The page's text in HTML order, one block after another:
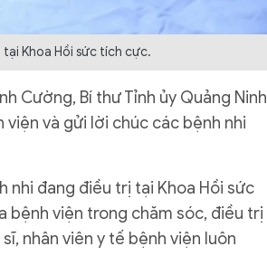
Khoa Hồi sức tích cực.
Cường, Bí thư Tỉnh ủy Quảng Ninh
và gửi lời chúc các bệnh nhi
đang điều trị tại Khoa Hồi sức
bệnh viện trong chăm sóc, điều trị
nhân viên y tế bệnh viện luôn